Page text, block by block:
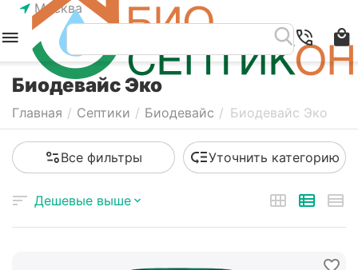
Москва
Биодевайс Эко
Главная / Септики / Биодевайс / Биодевайс Эко
Все фильтры Уточнить категорию
Дешевые выше